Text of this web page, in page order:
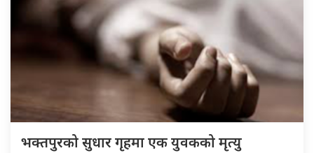
भक्तपुरको सुधार गृहमा एक युवकको मृत्यु